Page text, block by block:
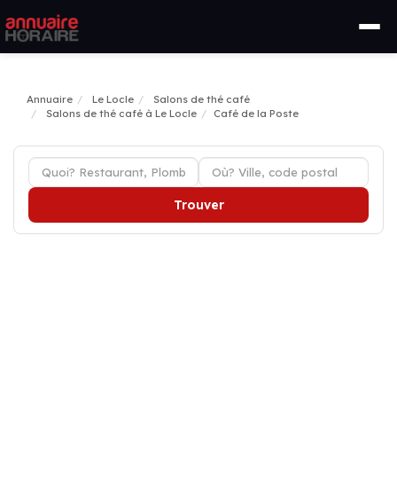
Annuaire Le Locle
Salons de thé café
Salons de thé café à Le Locle
Café de la Poste
Trouver